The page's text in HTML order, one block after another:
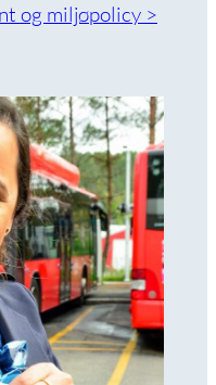
og miljøpolicy